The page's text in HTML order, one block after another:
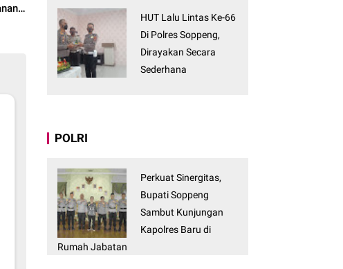
HUT Lalu Lintas Ke-66
Di Polres Soppeng,
Dirayakan Secara
Sederhana
POLRI
Perkuat Sinergitas,
Bupati Soppeng
Sambut Kunjungan
Kapolres Baru di
Rumah Jabatan